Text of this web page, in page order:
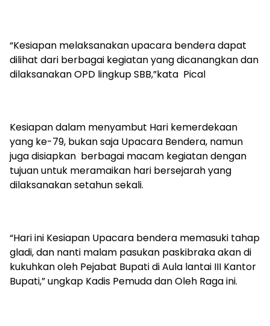
“Kesiapan melaksanakan upacara bendera dapat
dilihat dari berbagai kegiatan yang dicanangkan dan
dilaksanakan OPD lingkup SBB,”kata Pical
Kesiapan dalam menyambut Hari kemerdekaan
yang ke-79, bukan saja Upacara Bendera, namun
juga disiapkan berbagai macam kegiatan dengan
tujuan untuk meramaikan hari bersejarah yang
dilaksanakan setahun sekali.
“Hari ini Kesiapan Upacara bendera memasuki tahap
gladi, dan nanti malam pasukan paskibraka akan di
kukuhkan oleh Pejabat Bupati di Aula lantai III Kantor
Bupati,” ungkap Kadis Pemuda dan Oleh Raga ini.